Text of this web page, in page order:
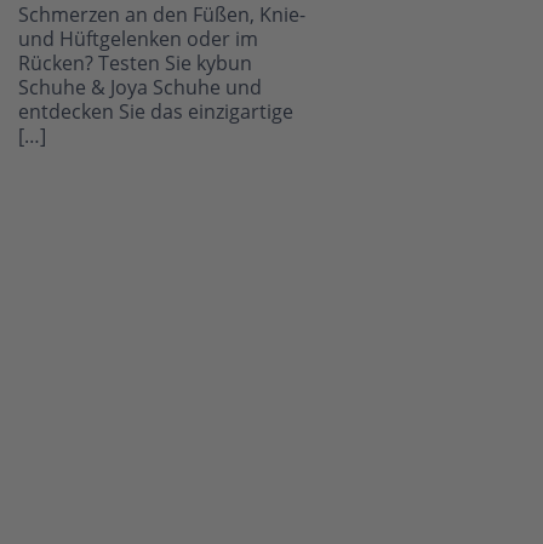
Schmerzen an den Füßen, Knie-
und Hüftgelenken oder im
Rücken? Testen Sie kybun
Schuhe & Joya Schuhe und
entdecken Sie das einzigartige
[…]